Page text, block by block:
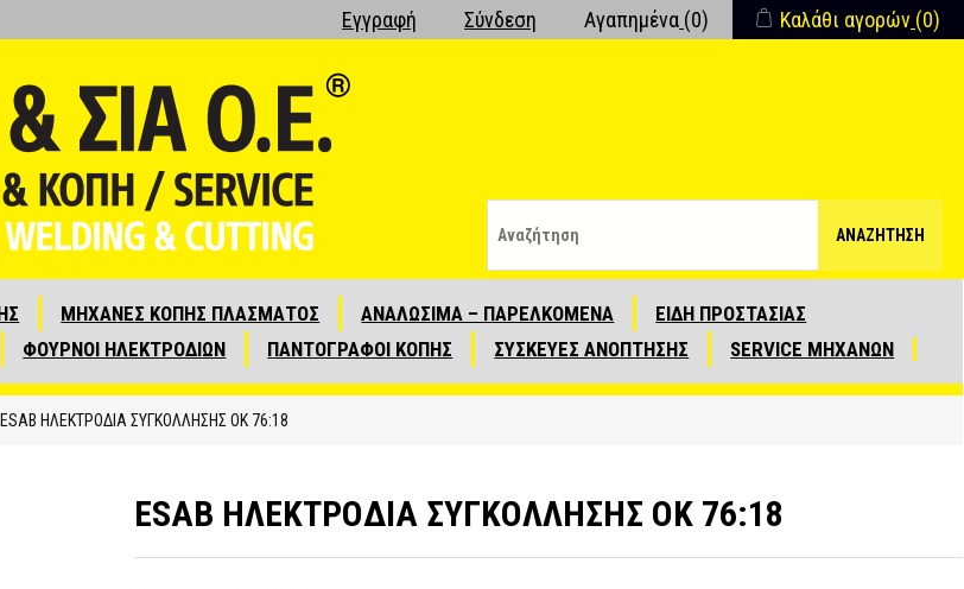
Εγγραφή Σύνδεση Αγαπημένα (0) Καλάθι αγορών (0)
ΑΝΑΖΉΤΗΣΗ
ΜΗΧΑΝΕΣ ΚΟΠΗΣ ΠΛΑΣΜΑΤΟΣ ΑΝΑΛΩΣΙΜΑ – ΠΑΡΕΛΚΟΜΕΝΑ
ΕΙΔΗ ΠΡΟΣΤΑΣΙΑΣ
ΦΟΥΡΝΟΙ ΗΛΕΚΤΡΟΔΙΩΝ ΠΑΝΤΟΓΡΑΦΟΙ ΚΟΠΗΣ ΣΥΣΚΕΥΕΣ ΑΝΟΠΤΗΣΗΣ SERVICE ΜΗΧΑΝΩΝ
ESAB ΗΛΕΚΤΡΟΔΙΑ ΣΥΓΚΟΛΛΗΣΗΣ OK 76:18
ESAB ΗΛΕΚΤΡΟΔΙΑ ΣΥΓΚΟΛΛΗΣΗΣ OK 76:18